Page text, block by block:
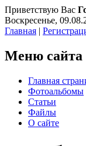
Приветствую Вас
Воскресенье,
Главная |
Меню сайта
Главная
Фотоальбомы
Статьи
Файлы
О сайте